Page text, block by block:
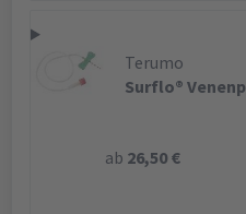
Terumo
Surflo®
ab 26,50 €